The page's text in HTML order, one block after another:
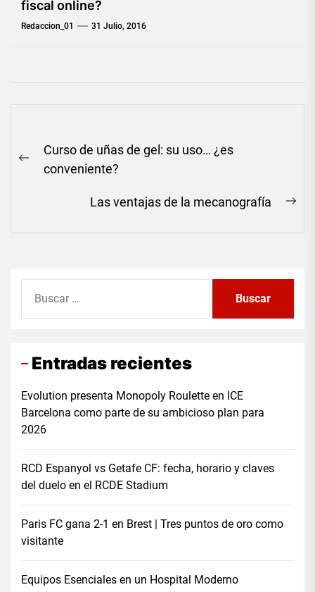
fiscal online?
Redaccion_01 31 Julio, 2016
de
entradas
Previous
Curso de uñas de gel: su uso… ¿es
conveniente?
Las ventajas de la mecanografía
Entradas recientes
Evolution presenta Monopoly Roulette en ICE
Barcelona como parte de su ambicioso plan para
2026
RCD Espanyol vs Getafe CF: fecha, horario y claves
del duelo en el RCDE Stadium
Paris FC gana 2-1 en Brest | Tres puntos de oro como
visitante
Equipos Esenciales en un Hospital Moderno